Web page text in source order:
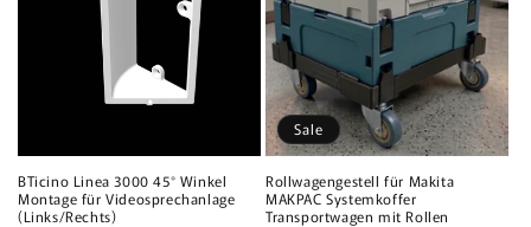
BTicino Linea 3000 45° Winkel
Montage für Videosprechanlage
(Links/Rechts)
Sale
Rollwagengestell für Makita
MAKPAC Systemkoffer
Transportwagen mit Rollen